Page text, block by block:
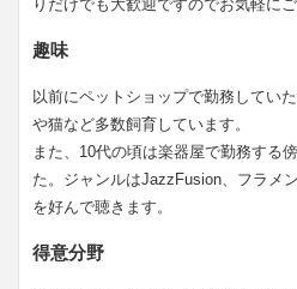
りだけでも大歓迎ですのでお気軽にご
趣味
以前にペットショップで勤務してい
や猫など多数飼育しています。
また、10代の頃は楽器屋で勤務する
た。ジャンルはJazzFusion、フラメ
を好んで聴きます。
得意分野